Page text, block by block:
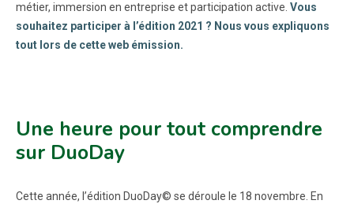
métier, immersion en entreprise et participation active. Vous
souhaitez participer à l’édition 2021 ? Nous vous expliquons
tout lors de cette web émission.
Une heure pour tout comprendre
sur DuoDay
Cette année, l’édition DuoDay© se déroule le 18 novembre. En